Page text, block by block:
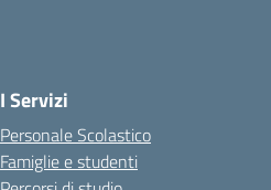
I Servizi
Personale Scolastico
Famiglie e studenti